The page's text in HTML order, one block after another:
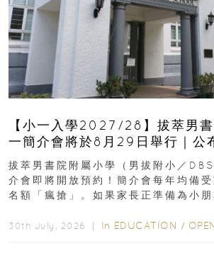
【小一入學2027/28】拔萃男
一簡介會將於8月29日舉行｜公
｜更設有網上重溫
拔萃男書院附屬小學（男拔附小／
介會即將開放預約！簡介會每年均備
名額「瘋搶」。如果家長正準備為小
30th July, 2026 ｜ In EDUCATION / OPEN